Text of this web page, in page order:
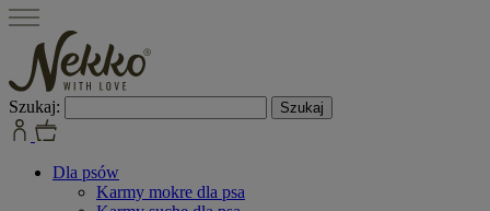
Szukaj:
Dla psów
Karmy mokre dla psa